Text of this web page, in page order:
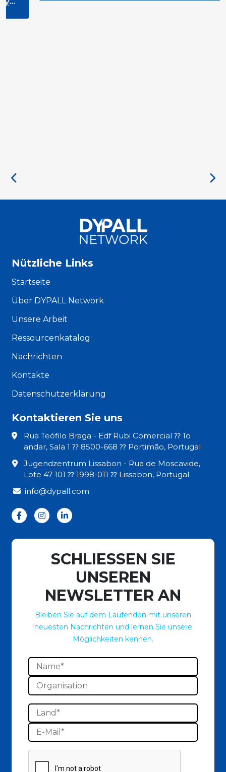
Nützliche Links
Startseite
Über DYPALL Network
Unsere Arbeit
Ressourcenkatalog
Nachrichten
Kontakte
Datenschutzerklärung
Kontaktieren Sie uns
Rua Teófilo Braga - Edf Rubi Comercial ⁇ 1o
andar, Sala 1 ⁇ 8500-668 ⁇ Portimão, Portugal
Jugendzentrum Lissabon - Rua de Moscavide,
Lote 47 101 ⁇ 1998-011 ⁇ Lissabon, Portugal
info@dypall.com
SCHLIESSEN SIE
UNSEREN
NEWSLETTER AN
Bleiben Sie auf dem Laufenden mit unseren
neuesten Nachrichten und lernen Sie unsere
Möglichkeiten kennen.